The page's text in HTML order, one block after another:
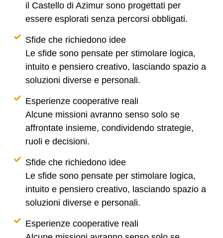
il Castello di Azimur sono progettati per
essere esplorati senza percorsi obbligati.
Sfide che richiedono idee
Le sfide sono pensate per stimolare logica,
intuito e pensiero creativo, lasciando spazio a
soluzioni diverse e personali.
Esperienze cooperative reali
Alcune missioni avranno senso solo se
affrontate insieme, condividendo strategie,
ruoli e decisioni.
Sfide che richiedono idee
Le sfide sono pensate per stimolare logica,
intuito e pensiero creativo, lasciando spazio a
soluzioni diverse e personali.
Esperienze cooperative reali